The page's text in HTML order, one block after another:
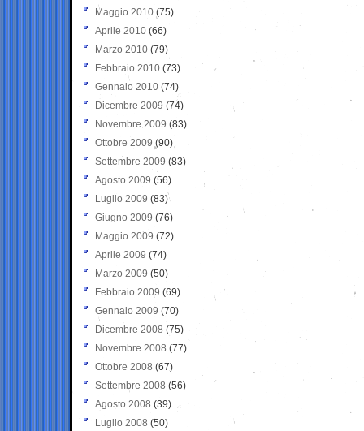
Maggio 2010 (75)
Aprile 2010 (66)
Marzo 2010 (79)
Febbraio 2010 (73)
Gennaio 2010 (74)
Dicembre 2009 (74)
Novembre 2009 (83)
Ottobre 2009 (90)
Settembre 2009 (83)
Agosto 2009 (56)
Luglio 2009 (83)
Giugno 2009 (76)
Maggio 2009 (72)
Aprile 2009 (74)
Marzo 2009 (50)
Febbraio 2009 (69)
Gennaio 2009 (70)
Dicembre 2008 (75)
Novembre 2008 (77)
Ottobre 2008 (67)
Settembre 2008 (56)
Agosto 2008 (39)
Luglio 2008 (50)